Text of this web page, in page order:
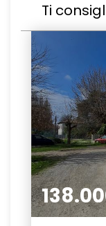
Ti